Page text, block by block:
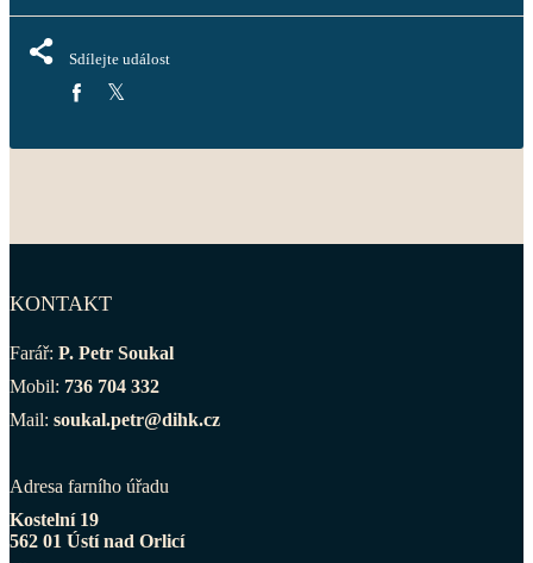
Sdílejte událost
KONTAKT
Farář: P. Petr Soukal
Mobil: 736 704 332
Mail: soukal.petr@dihk.cz
Adresa farního úřadu
Kostelní 19
562 01 Ústí nad Orlicí